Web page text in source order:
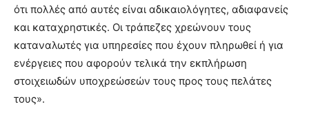
ότι πολλές από αυτές είναι αδικαιολόγητες, αδιαφανείς
και καταχρηστικές. Οι τράπεζες χρεώνουν τους
καταναλωτές για υπηρεσίες που έχουν πληρωθεί ή για
ενέργειες που αφορούν τελικά την εκπλήρωση
στοιχειωδών υποχρεώσεών τους προς τους πελάτες
τους».